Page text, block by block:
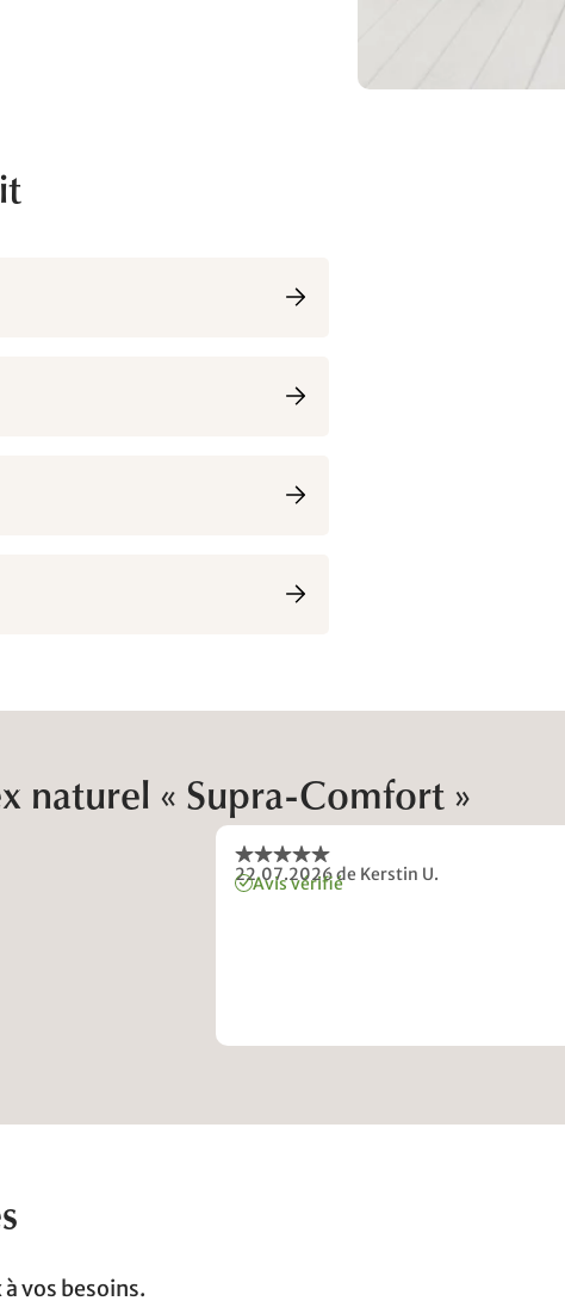
naturel « Supra-Comfort »
22.07.2026de Kerstin U.
Avis vérifié
vos besoins.